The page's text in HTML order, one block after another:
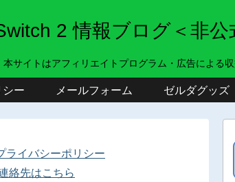
2 情報ブログ＜非公
サイトはアフィリエイトプログラム・広告による収
シー メールフォーム ゼルダグッズ
ライバシーポリシー
絡先はこちら